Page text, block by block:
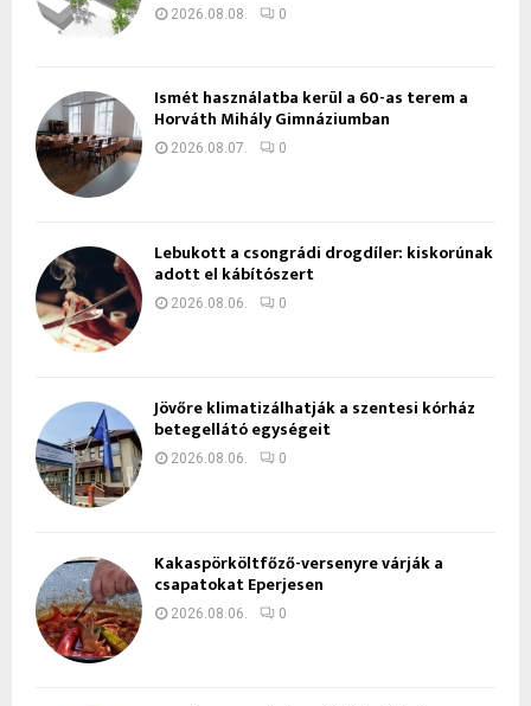
2026.08.08. 0
Ismét használatba kerül a 60-as terem a
Horváth Mihály Gimnáziumban
2026.08.07. 0
Lebukott a csongrádi drogdíler: kiskorúnak
adott el kábítószert
2026.08.06. 0
Jövőre klimatizálhatják a szentesi kórház
betegellátó egységeit
2026.08.06. 0
Kakaspörköltfőző-versenyre várják a
csapatokat Eperjesen
2026.08.06. 0